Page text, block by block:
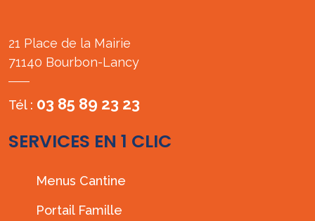
21 Place de la Mairie
71140 Bourbon-Lancy
Tél : 03 85 89 23 23
SERVICES EN 1 CLIC
Menus Cantine
Portail Famille